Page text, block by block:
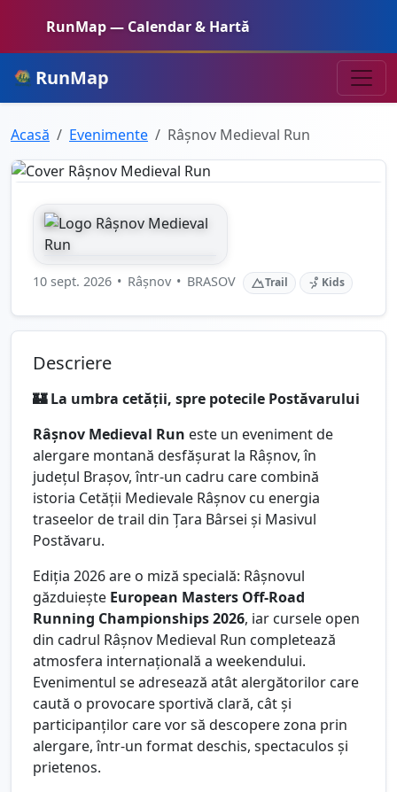
RunMap — Calendar & Hartă
RunMap
Acasă Evenimente Râșnov Medieval Run
10 sept. 2026 • Râșnov • BRASOV Trail Kids
Descriere
🏰 La umbra cetății, spre potecile Postăvarului
Râșnov Medieval Run este un eveniment de
alergare montană desfășurat la Râșnov, în
județul Brașov, într-un cadru care combină
istoria Cetății Medievale Râșnov cu energia
traseelor de trail din Țara Bârsei și Masivul
Postăvaru.
Ediția 2026 are o miză specială: Râșnovul
găzduiește European Masters Off-Road
Running Championships 2026, iar cursele open
din cadrul Râșnov Medieval Run completează
atmosfera internațională a weekendului.
Evenimentul se adresează atât alergătorilor care
caută o provocare sportivă clară, cât și
participanților care vor să descopere zona prin
alergare, într-un format deschis, spectaculos și
prietenos.